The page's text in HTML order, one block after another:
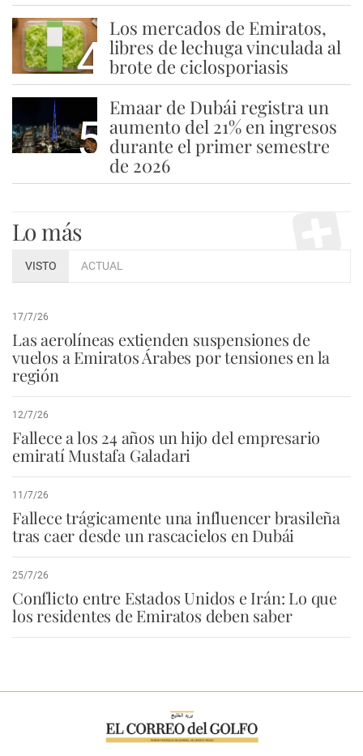
4
Los mercados de Emiratos,
libres de lechuga vinculada al
brote de ciclosporiasis
5
Emaar de Dubái registra un
aumento del 21% en ingresos
durante el primer semestre
de 2026
Lo más
VISTO ACTUAL
17/7/26
Las aerolíneas extienden suspensiones de
vuelos a Emiratos Árabes por tensiones en la
región
12/7/26
Fallece a los 24 años un hijo del empresario
emiratí Mustafa Galadari
11/7/26
Fallece trágicamente una influencer brasileña
tras caer desde un rascacielos en Dubái
25/7/26
Conflicto entre Estados Unidos e Irán: Lo que
los residentes de Emiratos deben saber